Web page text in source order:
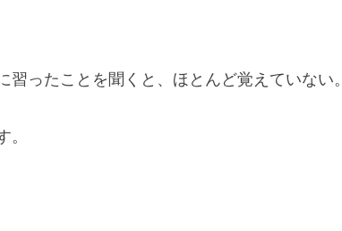
ったことを聞くと、ほとんど覚えていない。
。